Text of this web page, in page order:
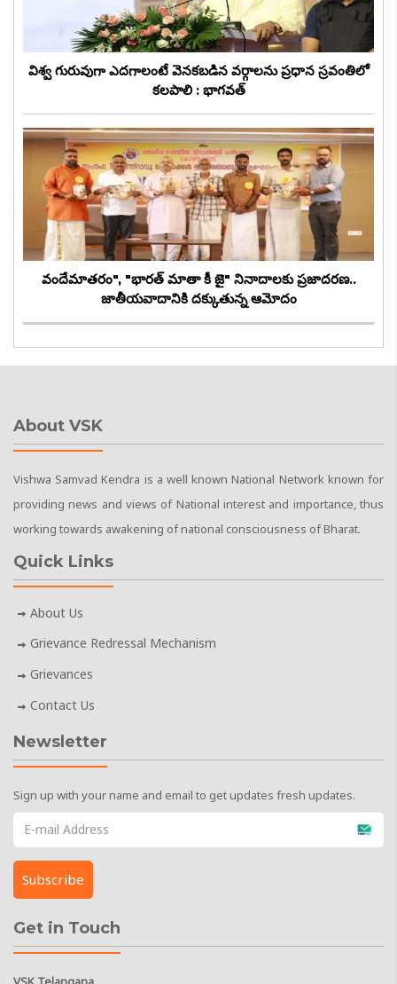
విశ్వ గురువుగా ఎదగాలంటే వెనకబడిన వర్గాలను ప్రధాన స్రవంతిలో
కలపాలి : భాగవత్
వందేమాతరం", "భారత్ మాతా కీ జై" నినాదాలకు ప్రజాదరణ..
జాతీయవాదానికి దక్కుతున్న ఆమోదం
About VSK
Vishwa Samvad Kendra is a well known National Network known for
providing news and views of National interest and importance, thus
working towards awakening of national consciousness of Bharat.
Quick Links
About Us
Grievance Redressal Mechanism
Grievances
Contact Us
Newsletter
Sign up with your name and email to get updates fresh updates.
Get in Touch